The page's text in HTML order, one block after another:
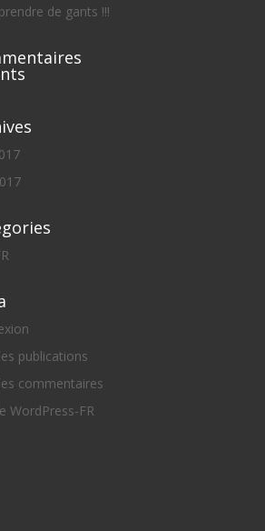
de gants !!!
publications
commentaires
WordPress-FR